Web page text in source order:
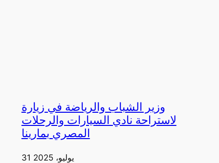
وزير الشباب والرياضة في زيارة
لاستراحة نادي السيارات والرحلات
المصري بمارينا
31 يوليو، 2025